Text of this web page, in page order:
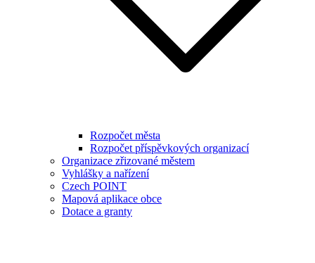
Rozpočet města
Rozpočet příspěvkových organizací
Organizace zřizované městem
Vyhlášky a nařízení
Czech POINT
Mapová aplikace obce
Dotace a granty